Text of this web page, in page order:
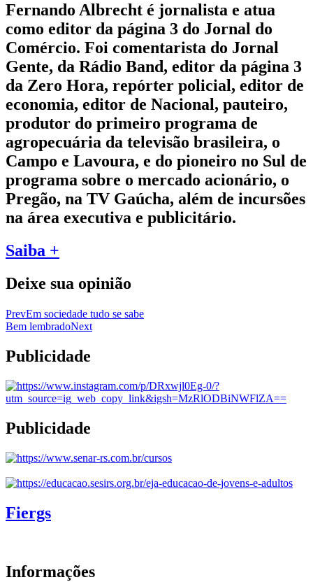
Fernando Albrecht é jornalista e atua
como editor da página 3 do Jornal do
Comércio. Foi comentarista do Jornal
Gente, da Rádio Band, editor da página 3
da Zero Hora, repórter policial, editor de
economia, editor de Nacional, pauteiro,
produtor do primeiro programa de
agropecuária da televisão brasileira, o
Campo e Lavoura, e do pioneiro no Sul de
programa sobre o mercado acionário, o
Pregão, na TV Gaúcha, além de incursões
na área executiva e publicitário.
Saiba +
Deixe sua opinião
PrevEm sociedade tudo se sabe
Bem lembradoNext
Publicidade
Publicidade
Fiergs
Informações